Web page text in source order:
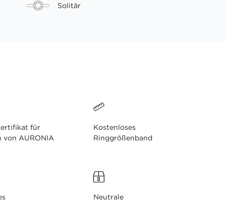
Solitär
für
von AURONIA
Kostenloses
Ringgrößenband
Neutrale